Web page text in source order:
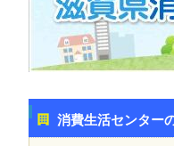
消費生活センター